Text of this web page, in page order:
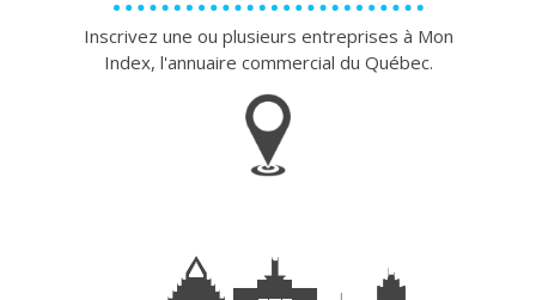
Inscrivez une ou plusieurs entreprises à Mon
Index, l'annuaire commercial du Québec.